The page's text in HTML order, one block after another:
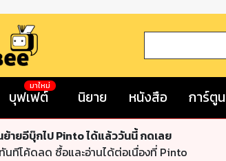
บุฟเฟต์
มาใหม่
นิยาย หนังสือ การ์ตูน
ย้ายอีบุ๊กไป Pinto ได้แล้ววันนี้ กดเลย
นทีโค้ดลด ซื้อและอ่านได้ต่อเนื่องที่ Pinto